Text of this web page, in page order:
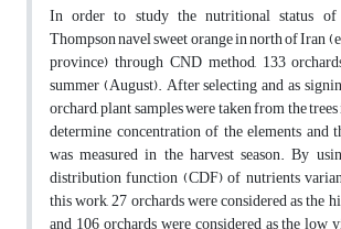
In order to study the nutritional status of
Thompson navel sweet orange in north of Iran
province) through CND method, 133
summer (August). After selecting and as
orchard, plant samples were taken from the
determine concentration of the elements and
was measured in the harvest season. By
distribution function (CDF) of nutrients
this work, 27 orchards were considered as the